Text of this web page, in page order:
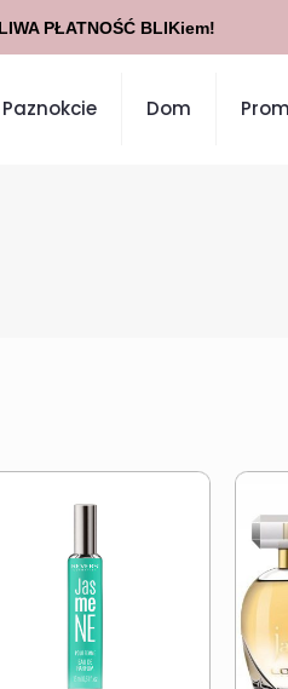
Paznokcie Dom
PŁATNOŚĆ BLIKiem!